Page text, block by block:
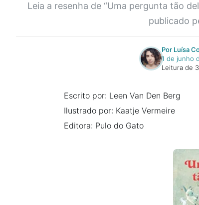
Leia a resenha de “Uma pergunta tão
publicado
Por Luísa
1 de junho
Leitura de
Escrito por: Leen Van Den Berg
Ilustrado por: Kaatje Vermeire
Editora: Pulo do Gato